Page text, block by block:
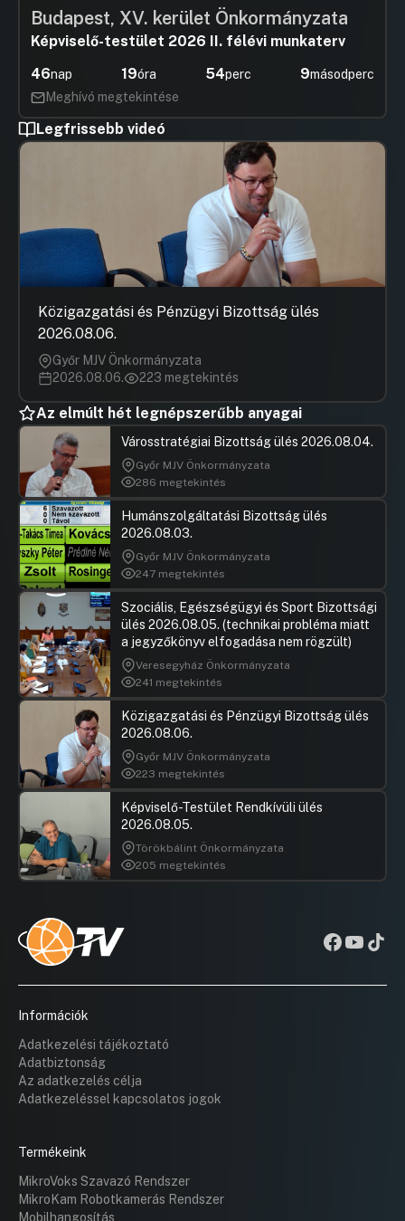
Budapest, XV. kerület Önkormányzata
Képviselő-testület 2026 II. félévi munkaterv
46nap 19óra 54perc 8másodperc
Meghívó megtekintése
Legfrissebb videó
Közigazgatási és Pénzügyi Bizottság ülés
2026.08.06.
Győr MJV Önkormányzata
2026.08.06.
223 megtekintés
Az elmúlt hét legnépszerűbb anyagai
Városstratégiai Bizottság ülés 2026.08.04.
Győr MJV Önkormányzata
286 megtekintés
Humánszolgáltatási Bizottság ülés
2026.08.03.
Győr MJV Önkormányzata
247 megtekintés
Szociális, Egészségügyi és Sport Bizottsági
ülés 2026.08.05. (technikai probléma miatt
a jegyzőkönyv elfogadása nem rögzült)
Veresegyház Önkormányzata
241 megtekintés
Közigazgatási és Pénzügyi Bizottság ülés
2026.08.06.
Győr MJV Önkormányzata
223 megtekintés
Képviselő-Testület Rendkívüli ülés
2026.08.05.
Törökbálint Önkormányzata
205 megtekintés
Információk
Adatkezelési tájékoztató
Adatbiztonság
Az adatkezelés célja
Adatkezeléssel kapcsolatos jogok
Termékeink
MikroVoks Szavazó Rendszer
MikroKam Robotkamerás Rendszer
Mobilhangosítás